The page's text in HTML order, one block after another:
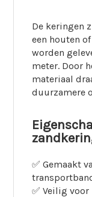
De keringen
een houten
worden
meter. Door
materiaal
duurzamere
✅ Gemaakt
✅ Veilig